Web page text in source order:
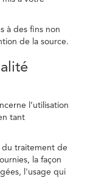
à des fins non
de la source.
l’utilisation
tant
du traitement de
la façon
l'usage qui